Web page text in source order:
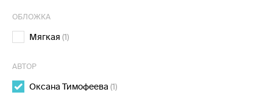
ОБЛОЖКА
Мягкая (1)
АВТОР
Оксана Тимофеева (1)